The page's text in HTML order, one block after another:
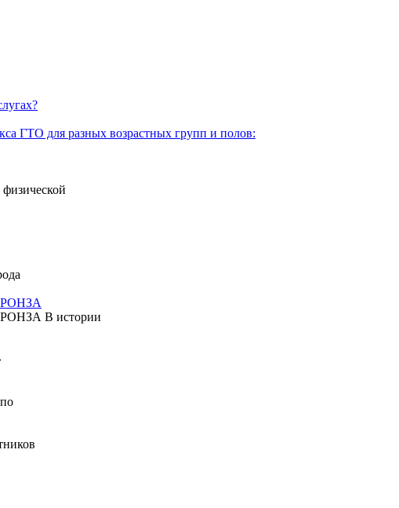
ГТО для разных возрастных групп и полов:
В истории